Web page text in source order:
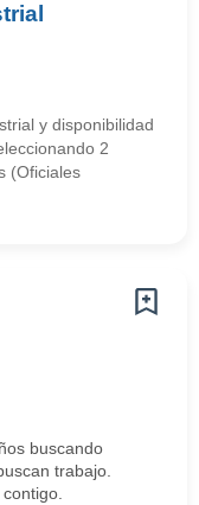
y disponibilidad
2
(Oficiales
buscando
trabajo.